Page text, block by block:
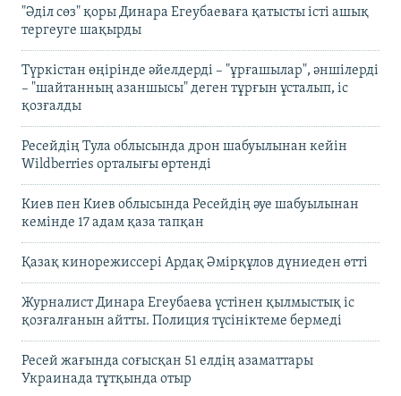
"Әділ сөз" қоры Динара Егеубаеваға қатысты істі ашық
тергеуге шақырды
Түркістан өңірінде әйелдерді – "ұрғашылар", әншілерді
– "шайтанның азаншысы" деген тұрғын ұсталып, іс
қозғалды
Ресейдің Тула облысында дрон шабуылынан кейін
Wildberries орталығы өртенді
Киев пен Киев облысында Ресейдің әуе шабуылынан
кемінде 17 адам қаза тапқан
Қазақ кинорежиссері Ардақ Әмірқұлов дүниеден өтті
Журналист Динара Егеубаева үстінен қылмыстық іс
қозғалғанын айтты. Полиция түсініктеме бермеді
Ресей жағында соғысқан 51 елдің азаматтары
Украинада тұтқында отыр